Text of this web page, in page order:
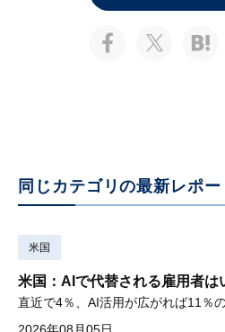
同じカテゴリの最新レポー
米国
米国：AIで代替される雇用者は
2026年08月05日